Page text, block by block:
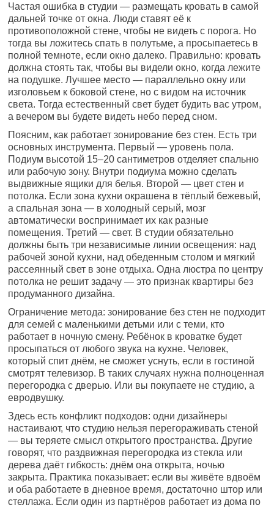
Частая ошибка в студии — размещать кровать в самой
дальней точке от окна. Люди ставят её к
противоположной стене, чтобы не видеть с порога. Но
тогда вы ложитесь спать в полутьме, а просыпаетесь в
полной темноте, если окно далеко. Правильно: кровать
должна стоять так, чтобы вы видели окно, когда лежите
на подушке. Лучшее место — параллельно окну или
изголовьем к боковой стене, но с видом на источник
света. Тогда естественный свет будет будить вас утром,
а вечером вы будете видеть небо перед сном.
Поясним, как работает зонирование без стен. Есть три
основных инструмента. Первый — уровень пола.
Подиум высотой 15–20 сантиметров отделяет спальню
или рабочую зону. Внутри подиума можно сделать
выдвижные ящики для белья. Второй — цвет стен и
потолка. Если зона кухни окрашена в тёплый бежевый,
а спальная зона — в холодный серый, мозг
автоматически воспринимает их как разные
помещения. Третий — свет. В студии обязательно
должны быть три независимые линии освещения: над
рабочей зоной кухни, над обеденным столом и мягкий
рассеянный свет в зоне отдыха. Одна люстра по центру
потолка не решит задачу — это признак квартиры без
продуманного дизайна.
Ограничение метода: зонирование без стен не подходит
для семей с маленькими детьми или с теми, кто
работает в ночную смену. Ребёнок в кроватке будет
просыпаться от любого звука на кухне. Человек,
который спит днём, не сможет уснуть, если в гостиной
смотрят телевизор. В таких случаях нужна полноценная
перегородка с дверью. Или вы покупаете не студию, а
евродвушку.
Здесь есть конфликт подходов: одни дизайнеры
настаивают, что студию нельзя перегораживать стеной
— вы теряете смысл открытого пространства. Другие
говорят, что раздвижная перегородка из стекла или
дерева даёт гибкость: днём она открыта, ночью
закрыта. Практика показывает: если вы живёте вдвоём
и оба работаете в дневное время, достаточно штор или
стеллажа. Если один из партнёров работает из дома по